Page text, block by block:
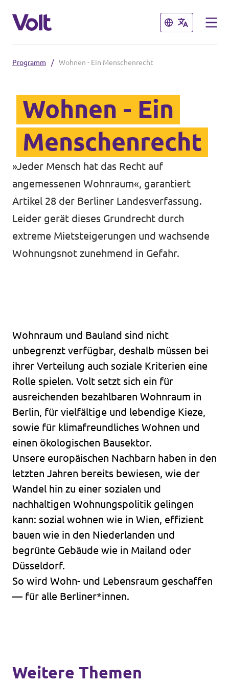
Schließen
Deutsch
Weitere Volt-Websites in
Deutschland
unf*ck berlin
Volt Deutschland
Volt in deinem Bundesland
Schließen
Programm
Über Volt
Menschen
Neuigkeiten
Unsere Events
Mitmachen
Spenden
unf*ck berlin
unf*ck berlin
Datenschutz
Impressum
Transparenz
Programm / Wohnen - Ein Menschenrecht
Wohnen - Ein
Menschenrecht
»Jeder Mensch hat das Recht auf
angemessenen Wohnraum«, garantiert
Artikel 28 der Berliner Landesverfassung.
Leider gerät dieses Grundrecht durch
extreme Mietsteigerungen und wachsende
Wohnungsnot zunehmend in Gefahr.
Wohnraum und Bauland sind nicht
unbegrenzt verfügbar, deshalb müssen bei
ihrer Verteilung auch soziale Kriterien eine
Rolle spielen. Volt setzt sich ein für
ausreichenden bezahlbaren Wohnraum in
Berlin, für vielfältige und lebendige Kieze,
sowie für klimafreundliches Wohnen und
einen ökologischen Bausektor.
Unsere europäischen Nachbarn haben in den
letzten Jahren bereits bewiesen, wie der
Wandel hin zu einer sozialen und
nachhaltigen Wohnungspolitik gelingen
kann: sozial wohnen wie in Wien, effizient
bauen wie in den Niederlanden und
begrünte Gebäude wie in Mailand oder
Düsseldorf.
So wird Wohn- und Lebensraum geschaffen
— für alle Berliner*innen.
Weitere Themen